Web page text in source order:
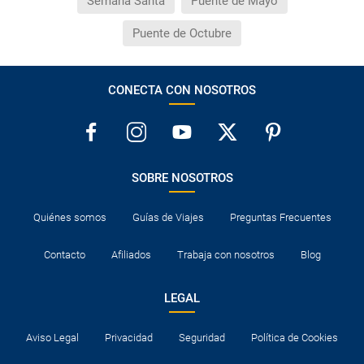
¿Necesito visado para poder ir a ...?
precio de un adulto?
¿Cuántas veces debo imprimir el bono de los
Puente de Octubre
CONECTA CON NOSOTROS
SOBRE NOSOTROS
Quiénes somos Guías de Viajes Preguntas Frecuentes
Contacto Afiliados Trabaja con nosotros Blog
LEGAL
Aviso Legal Privacidad Seguridad Política de Cookies